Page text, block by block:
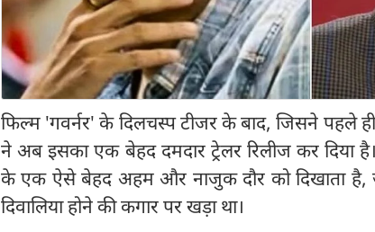
फिल्म 'गवर्नर' के दिलचस्प टीजर के बाद, जिसने पहले
ने अब इसका एक बेहद दमदार ट्रेलर रिलीज कर दिया
के एक ऐसे बेहद अहम और नाजुक दौर को दिखाता
दिवालिया होने की कगार पर खड़ा था।